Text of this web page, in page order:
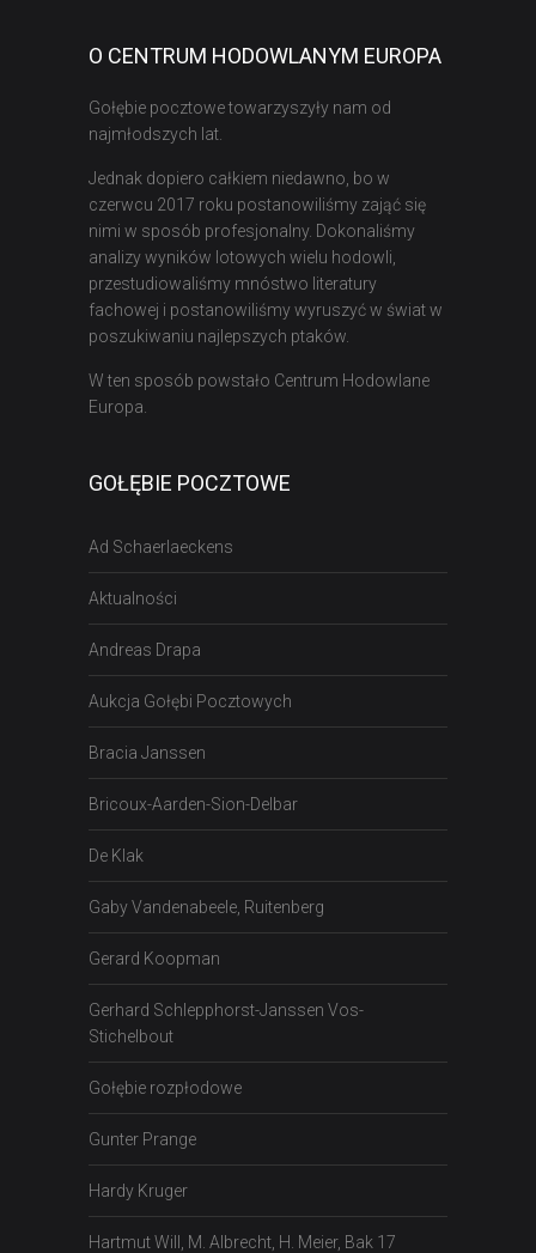
O CENTRUM HODOWLANYM EUROPA
Gołębie pocztowe towarzyszyły nam od
najmłodszych lat.
Jednak dopiero całkiem niedawno, bo w
czerwcu 2017 roku postanowiliśmy zająć się
nimi w sposób profesjonalny. Dokonaliśmy
analizy wyników lotowych wielu hodowli,
przestudiowaliśmy mnóstwo literatury
fachowej i postanowiliśmy wyruszyć w świat w
poszukiwaniu najlepszych ptaków.
W ten sposób powstało Centrum Hodowlane
Europa.
GOŁĘBIE POCZTOWE
Ad Schaerlaeckens
Aktualności
Andreas Drapa
Aukcja Gołębi Pocztowych
Bracia Janssen
Bricoux-Aarden-Sion-Delbar
De Klak
Gaby Vandenabeele, Ruitenberg
Gerard Koopman
Gerhard Schlepphorst-Janssen Vos-
Stichelbout
Gołębie rozpłodowe
Gunter Prange
Hardy Kruger
Hartmut Will, M. Albrecht, H. Meier, Bak 17